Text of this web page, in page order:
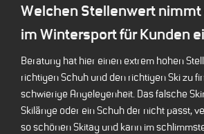
Welchen Stellenwert
im Wintersport für Kunden
Beratung hat hier einen extrem hohen
richtigen Schuh und den richtigen Ski zu
schwierige Angelegenheit. Das falsche
Skilänge oder ein Schuh der nicht passt,
so schönen Skitag und kann im